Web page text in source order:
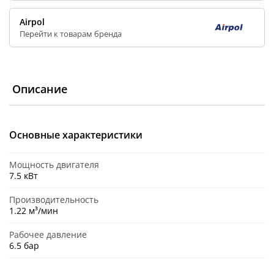
Airpol
Перейти к товарам бренда
Описание
Основные характеристики
Мощность двигателя
7.5 кВт
Производительность
1.22 м³/мин
Рабочее давление
6.5 бар